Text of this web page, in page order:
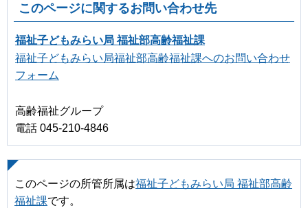
このページに関するお問い合わせ先
福祉子どもみらい局 福祉部高齢福祉課
福祉子どもみらい局福祉部高齢福祉課へのお問い合わせ
フォーム
高齢福祉グループ
電話 045-210-4846
このページの所管所属は福祉子どもみらい局 福祉部高齢
福祉課です。